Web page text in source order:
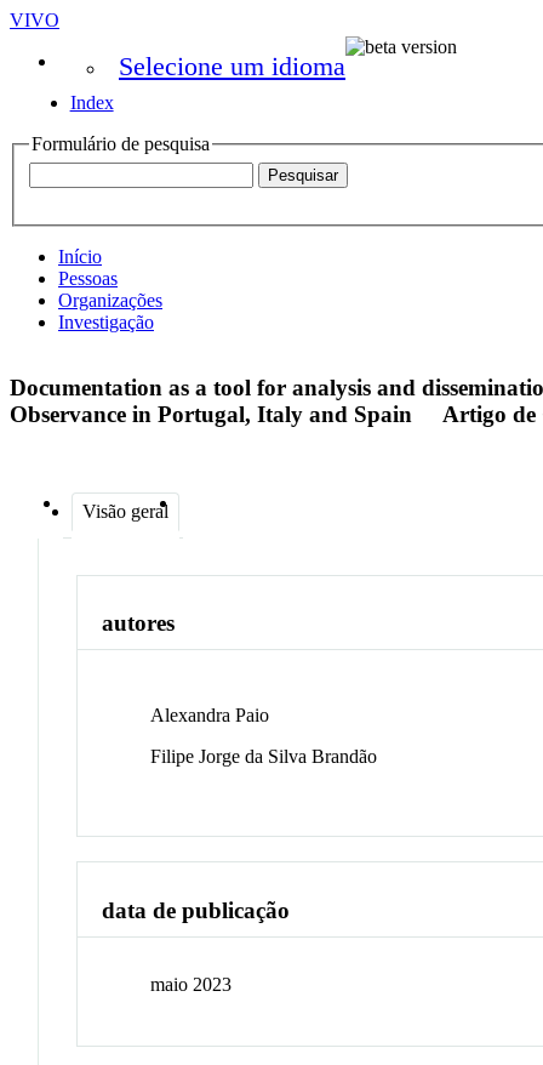
VIVO
Selecione um idioma
Index
Formulário de pesquisa
Início
Pessoas
Organizações
Investigação
Documentation as a tool for analysis and
Observance in Portugal, Italy and Spain
Artigo de
Visão geral
autores
Alexandra Paio
Filipe Jorge da Silva Brandão
data de publicação
maio 2023